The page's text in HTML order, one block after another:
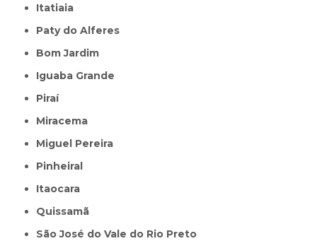
Itatiaia
Paty do Alferes
Bom Jardim
Iguaba Grande
Piraí
Miracema
Miguel Pereira
Pinheiral
Itaocara
Quissamã
São José do Vale do Rio Preto